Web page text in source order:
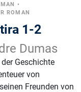
•
ROMAN
1-2
Dumas
Geschichte
von
Freunden von